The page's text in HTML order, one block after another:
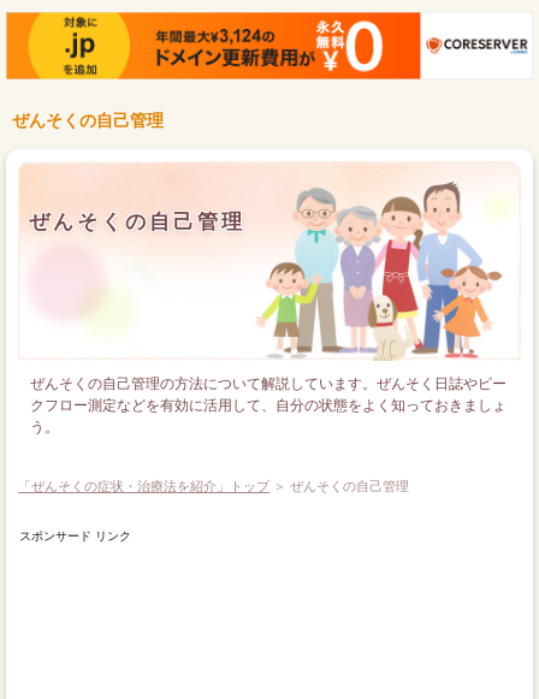
ぜんそくの自己管理
ぜんそくの自己管理
ぜんそくの自己管理の方法について解説しています。ぜんそく日誌やピー
クフロー測定などを有効に活用して、自分の状態をよく知っておきましょ
う。
「ぜんそくの症状・治療法を紹介」トップ ＞ ぜんそくの自己管理
スポンサード リンク